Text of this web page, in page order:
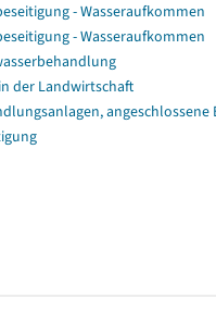
- Wasseraufkommen
- Wasseraufkommen
der Landwirtschaft